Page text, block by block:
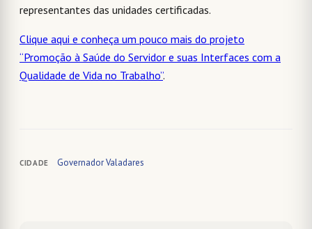
representantes das unidades certificadas.
Clique aqui e conheça um pouco mais do projeto
“Promoção à Saúde do Servidor e suas Interfaces com a
Qualidade de Vida no Trabalho”.
CIDADE Governador Valadares